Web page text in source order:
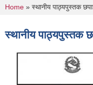
You are here
Home » स्थानीय पाठ्यपुस्तक
स्थानीय पाठ्यपुस्तक